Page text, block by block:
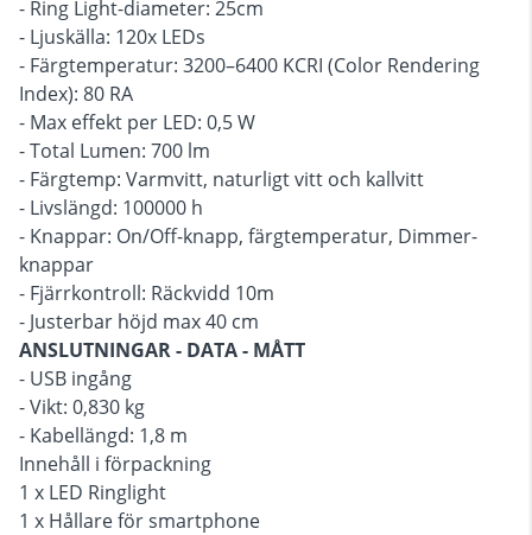
- Ring Light-diameter: 25cm
- Ljuskälla: 120x LEDs
- Färgtemperatur: 3200–6400 KCRI (Color Rendering
Index): 80 RA
- Max effekt per LED: 0,5 W
- Total Lumen: 700 lm
- Färgtemp: Varmvitt, naturligt vitt och kallvitt
- Livslängd: 100000 h
- Knappar: On/Off-knapp, färgtemperatur, Dimmer-
knappar
- Fjärrkontroll: Räckvidd 10m
- Justerbar höjd max 40 cm
ANSLUTNINGAR - DATA - MÅTT
- USB ingång
- Vikt: 0,830 kg
- Kabellängd: 1,8 m
Innehåll i förpackning
1 x LED Ringlight
1 x Hållare för smartphone